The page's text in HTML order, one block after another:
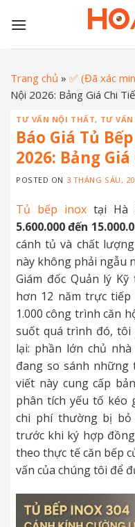
Trang chủ » ✅ (Đã xác
Nội 2026: Bảng Giá Chi
TƯ VẤN NỘI THẤT, TƯ VẤN
Báo Giá Tủ
2026: Bảng
POSTED ON 3 THÁNG SÁU,
Tủ bếp inoxtại Hà
5.600.000 đến
cánh tủ và chất
này không phải ngẫu
Giám đốc Quản lý
hơn 12 năm trực
1.000 công trình căn
suốt quá trình đó, tôi
lại: phần lớn chủ
đang so sánh những
viết này cung cấp
phân tích yếu tố kéo
chi phí thường bị bỏ
trước khi ký hợp
theo thực tế căn bếp
vấn của chúng tôi để